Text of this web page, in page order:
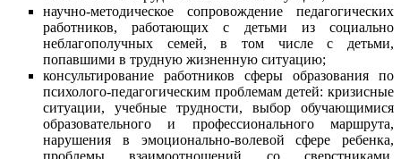
научно-методическое сопровождение педагогических
работников, работающих с детьми из социально
неблагополучных семей, в том числе с детьми,
попавшими в трудную жизненную ситуацию;
консультирование работников сферы образования по
психолого-педагогическим проблемам детей: кризисные
ситуации, учебные трудности, выбор обучающимися
образовательного и профессионального маршрута,
нарушения в эмоционально-волевой сфере ребенка,